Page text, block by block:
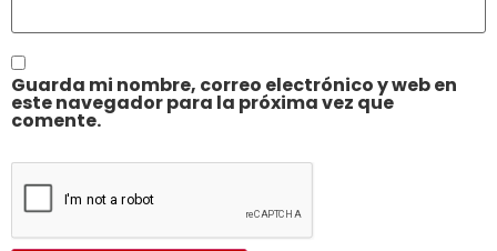
Guarda mi nombre, correo electrónico y web en
este navegador para la próxima vez que
comente.